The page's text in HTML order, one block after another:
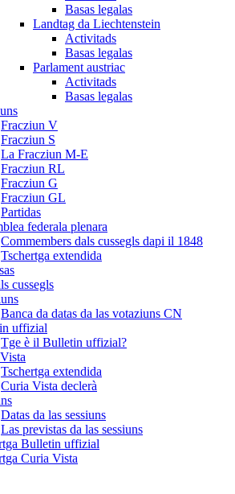
Basas legalas
Landtag da Liechtenstein
Activitads
Basas legalas
Parlament austriac
Activitads
Basas legalas
Fracziun V
Fracziun S
La Fracziun M-E
Fracziun RL
Fracziun G
Fracziun GL
Partidas
federala plenara
Commembers dals cussegls dapi il 1848
Tschertga extendida
cussegls
Banca da datas da las votaziuns CN
uffizial
Tge è il Bulletin uffizial?
Tschertga extendida
Curia Vista declerà
Datas da las sessiuns
Las previstas da las sessiuns
Bulletin uffizial
Curia Vista